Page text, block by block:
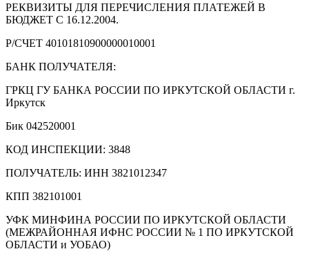
РЕКВИЗИТЫ ДЛЯ ПЕРЕЧИСЛЕНИЯ ПЛАТЕЖЕЙ В
БЮДЖЕТ С 16.12.2004.
Р/СЧЕТ 40101810900000010001
БАНК ПОЛУЧАТЕЛЯ:
ГРКЦ ГУ БАНКА РОССИИ ПО ИРКУТСКОЙ ОБЛАСТИ г.
Иркутск
Бик 042520001
КОД ИНСПЕКЦИИ: 3848
ПОЛУЧАТЕЛЬ: ИНН 3821012347
КПП 382101001
УФК МИНФИНА РОССИИ ПО ИРКУТСКОЙ ОБЛАСТИ
(МЕЖРАЙОННАЯ ИФНС РОССИИ № 1 ПО ИРКУТСКОЙ
ОБЛАСТИ и УОБАО)